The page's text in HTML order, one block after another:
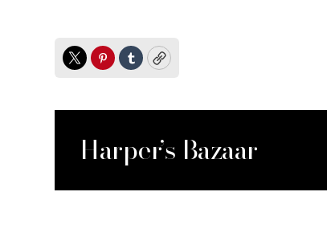
TwitterPinterest
TumblrCopy
Harper’s Bazaar